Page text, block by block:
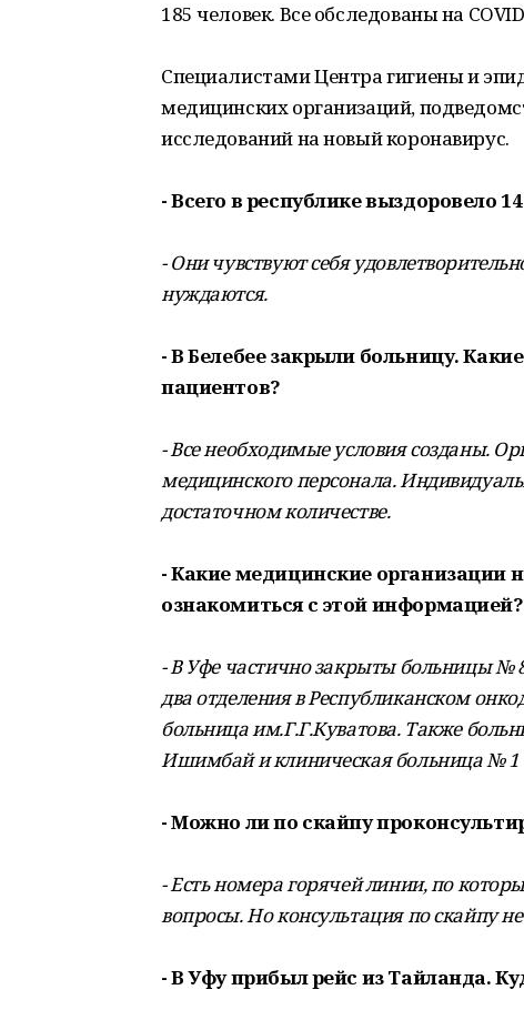
185 человек. Все обследованы на
Специалистами Центра гигиены и
медицинских организаций,
исследований на новый коронавирус.
- Всего в республике выздоровело
- Они чувствуют себя
нуждаются.
- В Белебее закрыли больницу.
пациентов?
- Все необходимые условия созданы.
медицинского персонала.
достаточном количестве.
- Какие медицинские организации
ознакомиться с этой информацией?
- В Уфе частично закрыты больницы №
два отделения в Республиканском
больница им.Г.Г.Куватова. Также
Ишимбай и клиническая больница № 1
- Можно ли по скайпу
- Есть номера горячей линии, по
вопросы. Но консультация по скайпу
- В Уфу прибыл рейс из Тайланда.